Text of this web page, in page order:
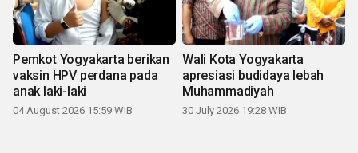
Pemkot Yogyakarta berikan
vaksin HPV perdana pada
anak laki-laki
04 August 2026 15:59 WIB
Wali Kota Yogyakarta
apresiasi budidaya lebah
Muhammadiyah
30 July 2026 19:28 WIB